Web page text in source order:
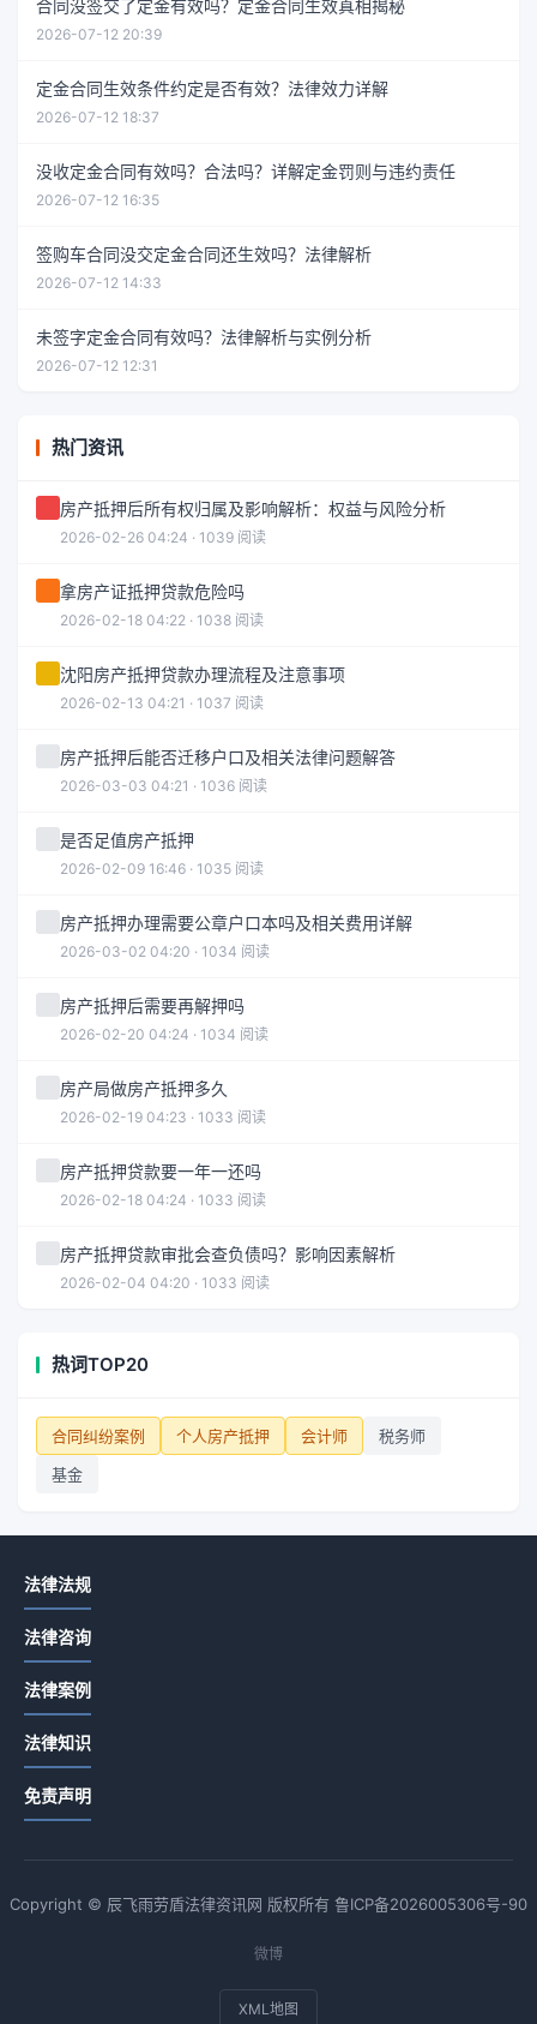
合同没签交了定金有效吗？定金合同生效真相揭秘
2026-07-12 20:39
定金合同生效条件约定是否有效？法律效力详解
2026-07-12 18:37
没收定金合同有效吗？合法吗？详解定金罚则与违约责任
2026-07-12 16:35
签购车合同没交定金合同还生效吗？法律解析
2026-07-12 14:33
未签字定金合同有效吗？法律解析与实例分析
2026-07-12 12:31
热门资讯
房产抵押后所有权归属及影响解析：权益与风险分析
2026-02-26 04:24 · 1039 阅读
拿房产证抵押贷款危险吗
2026-02-18 04:22 · 1038 阅读
沈阳房产抵押贷款办理流程及注意事项
2026-02-13 04:21 · 1037 阅读
房产抵押后能否迁移户口及相关法律问题解答
2026-03-03 04:21 · 1036 阅读
是否足值房产抵押
2026-02-09 16:46 · 1035 阅读
房产抵押办理需要公章户口本吗及相关费用详解
2026-03-02 04:20 · 1034 阅读
房产抵押后需要再解押吗
2026-02-20 04:24 · 1034 阅读
房产局做房产抵押多久
2026-02-19 04:23 · 1033 阅读
房产抵押贷款要一年一还吗
2026-02-18 04:24 · 1033 阅读
房产抵押贷款审批会查负债吗？影响因素解析
2026-02-04 04:20 · 1033 阅读
热词TOP20
合同纠纷案例 个人房产抵押 会计师
税务师
基金
法律法规
法律咨询
法律案例
法律知识
免责声明
Copyright © 辰飞雨劳盾法律资讯网 版权所有 鲁ICP备2026005306号-90
微博
XML地图